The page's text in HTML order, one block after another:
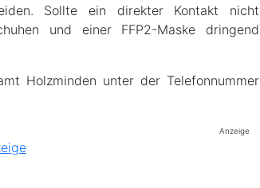
Sollte ein direkter Kontakt nicht
und einer FFP2-Maske dringend
Holzminden unter der Telefonnummer
Anzeige